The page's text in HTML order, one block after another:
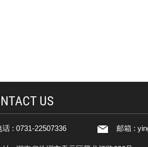
US
话 : 0731-22507336 邮箱 :